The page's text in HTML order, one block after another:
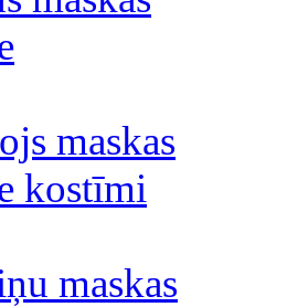
maskas
kostīmi
maskas